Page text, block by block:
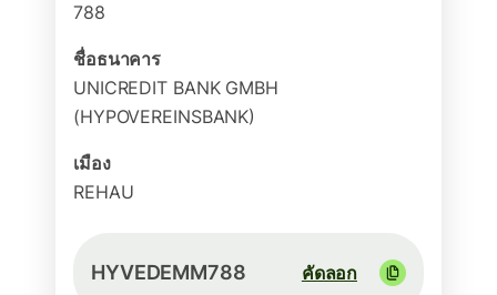
788
ชื่อธนาคาร
UNICREDIT BANK GMBH
(HYPOVEREINSBANK)
เมือง
REHAU
HYVEDEMM788 คัดลอก